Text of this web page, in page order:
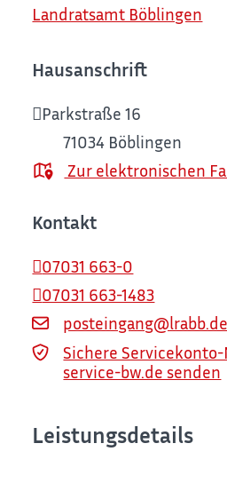
Landratsamt Böblingen
Hausanschrift
Parkstraße 16
71034 Böblingen
Zur elektronischen
Kontakt
07031 663-0
07031 663-1483
posteingang@lrabb.de
Sichere
service-bw.de senden
Leistungsdetails